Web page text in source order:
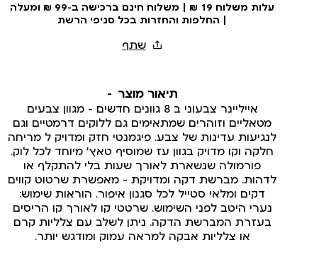
עלות משלוח 19 ₪ | משלוח חינם ברכישה ב-99 ₪ ומעלה
| החלפות והחזרות בכל סניפי הרשת
תיאור מוצר
אייליינר צבעוני ב 8 גוונים חדשים - מגוון צבעים
מטאליים וזוהרים שמתאימים גם ללוקים דרמטיים וגם
לנגיעות עדינות של צבע. פיגמנטי חזק ומדויק ל מריחה
חלקה וקו מדויק בגוון עז שמוסיף טאץ’ מיוחד לכל לוק.
פורמולה שנשארת לאורך שעות בלי להתקלף או
לדהות. מברשת דקה ומדויקת – מאפשרת שרטוט קווים
דקים ומלאי סטייל לכל סגנון איפור. הוראות שימוש:
נערי היטב לפני השימוש. שרטטי קו לאורך קו הריסים
בעזרת המברשת הדקה. ניתן לשלב עם צלליות קרם
או צלליות אבקה למראה עמוק ומודגש יותר.